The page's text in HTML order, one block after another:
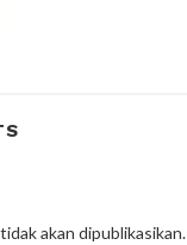
akan dipublikasikan.